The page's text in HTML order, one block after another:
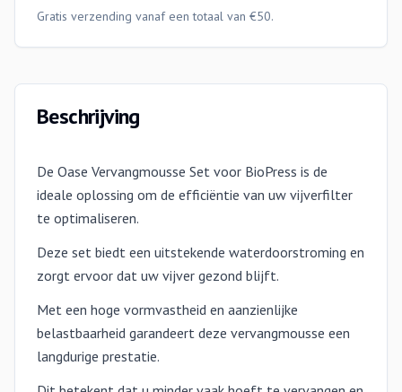
Gratis verzending vanaf een totaal van €50.
Beschrijving
De Oase Vervangmousse Set voor BioPress is de
ideale oplossing om de efficiëntie van uw vijverfilter
te optimaliseren.
Deze set biedt een uitstekende waterdoorstroming en
zorgt ervoor dat uw vijver gezond blijft.
Met een hoge vormvastheid en aanzienlijke
belastbaarheid garandeert deze vervangmousse een
langdurige prestatie.